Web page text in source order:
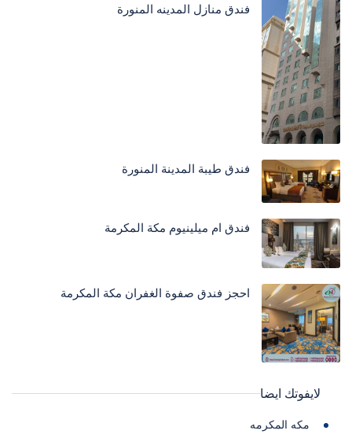
فندق منازل المدينه المنورة
فندق طيبة المدينة المنورة
فندق ام ميلينيوم مكة المكرمة
احجز فندق صفوة الغفران مكة المكرمة
لايفوتك ايضا
مكه المكرمه